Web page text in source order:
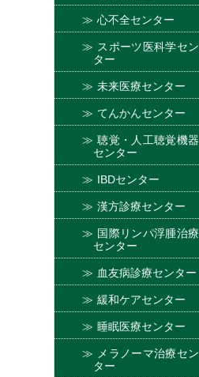
心不全センター
スポーツ医科学セン
ター
未来医療センター
てんかんセンター
聴覚・人工聴覚機器
センター
IBDセンター
漢方診療センター
国際リンパ浮腫治療
センター
血友病診療センター
緩和ケアセンター
睡眠医療センター
メラノーマ治療セン
ター